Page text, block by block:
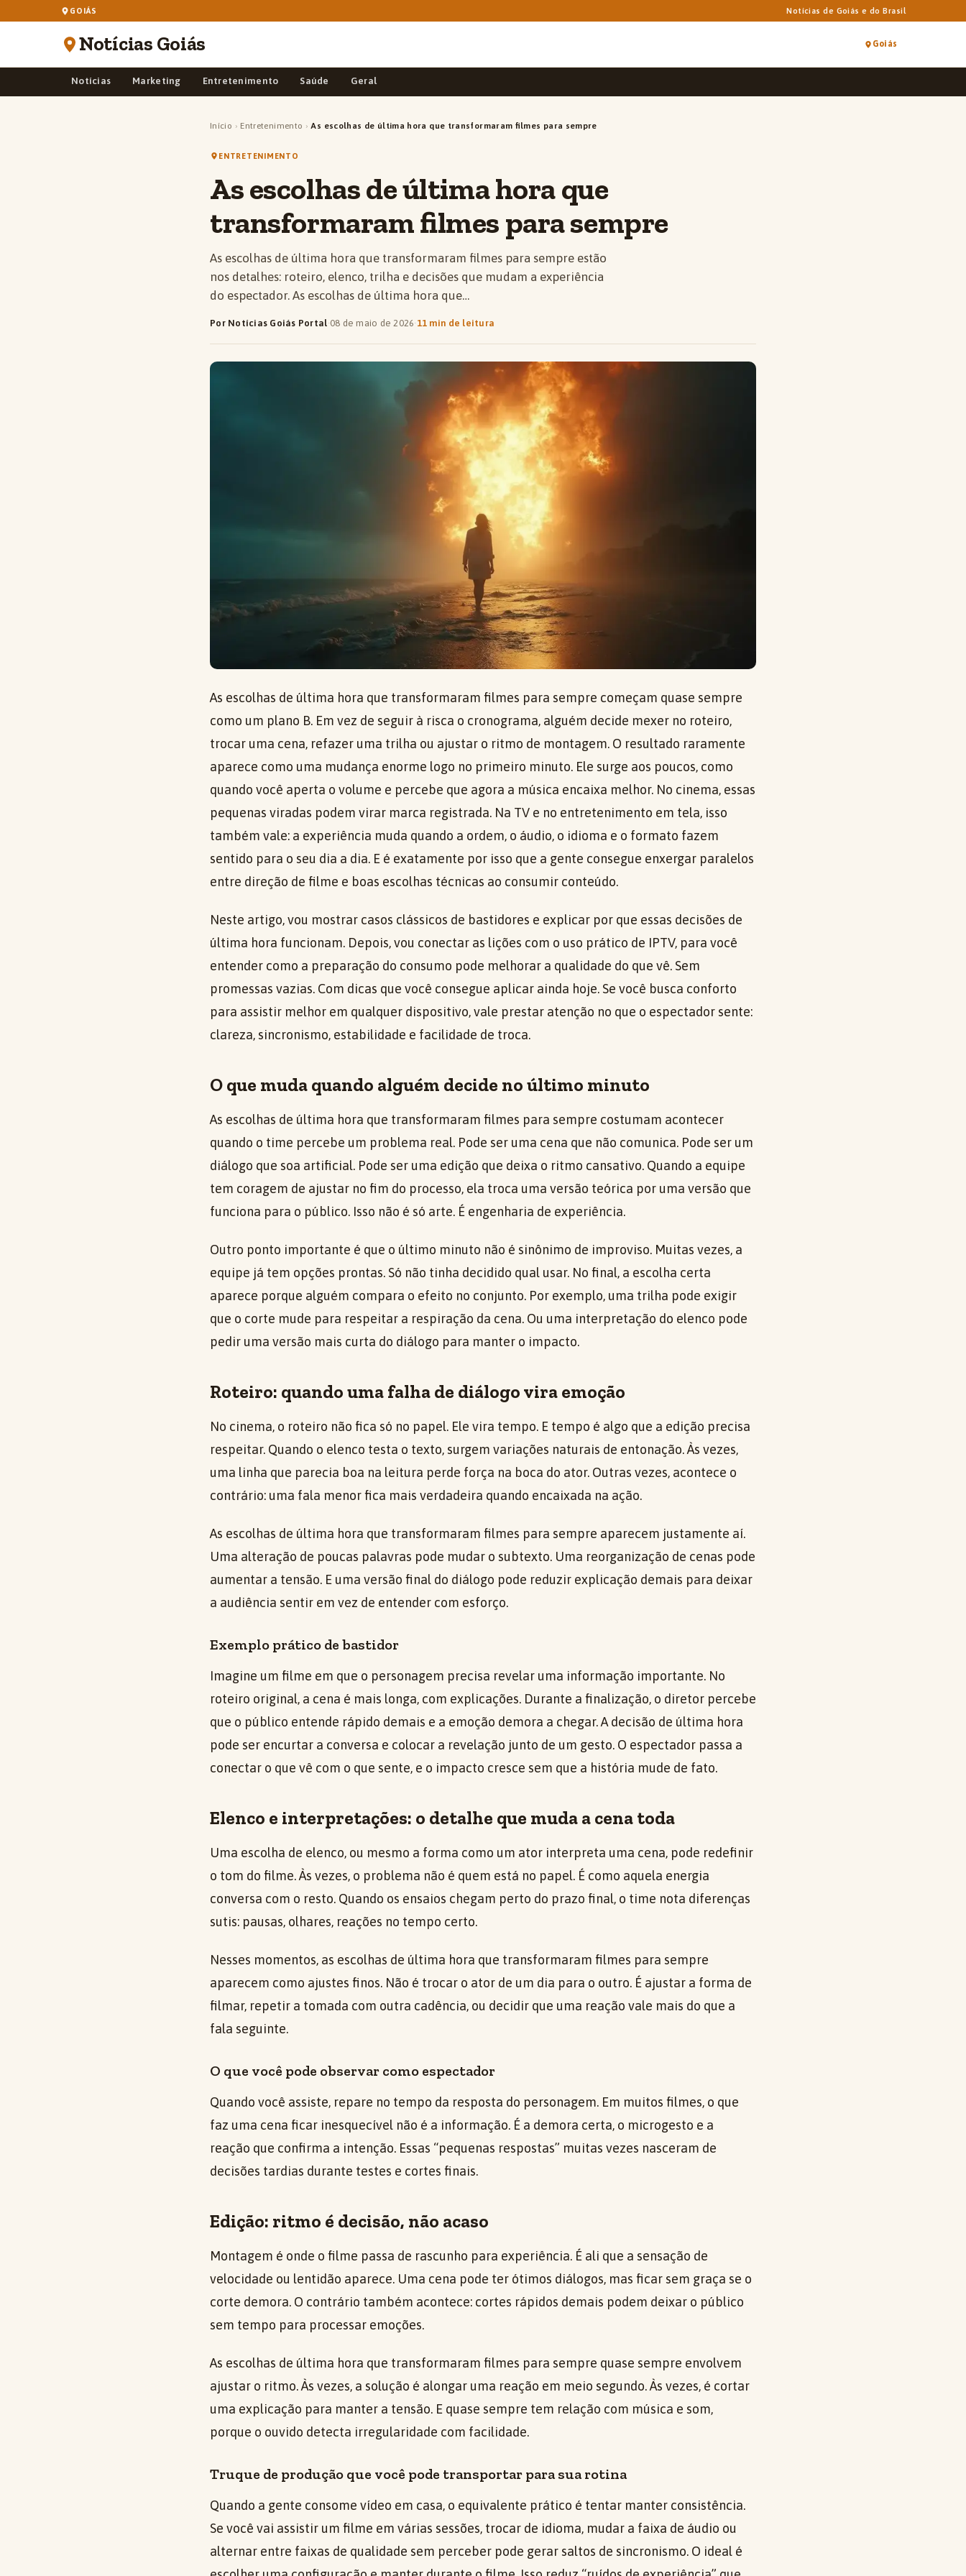
GOIÁS Notícias de Goiás e do Brasil
Notícias Goiás Goiás
Notícias Marketing Entretenimento Saúde Geral
Início › Entretenimento › As escolhas de última hora que transformaram filmes para sempre
ENTRETENIMENTO
As escolhas de última hora que
transformaram filmes para sempre
As escolhas de última hora que transformaram filmes para sempre estão
nos detalhes: roteiro, elenco, trilha e decisões que mudam a experiência
do espectador. As escolhas de última hora que…
Por Notícias Goiás Portal·08 de maio de 2026· 11 min de leitura
As escolhas de última hora que transformaram filmes para sempre começam quase sempre
como um plano B. Em vez de seguir à risca o cronograma, alguém decide mexer no roteiro,
trocar uma cena, refazer uma trilha ou ajustar o ritmo de montagem. O resultado raramente
aparece como uma mudança enorme logo no primeiro minuto. Ele surge aos poucos, como
quando você aperta o volume e percebe que agora a música encaixa melhor. No cinema, essas
pequenas viradas podem virar marca registrada. Na TV e no entretenimento em tela, isso
também vale: a experiência muda quando a ordem, o áudio, o idioma e o formato fazem
sentido para o seu dia a dia. E é exatamente por isso que a gente consegue enxergar paralelos
entre direção de filme e boas escolhas técnicas ao consumir conteúdo.
Neste artigo, vou mostrar casos clássicos de bastidores e explicar por que essas decisões de
última hora funcionam. Depois, vou conectar as lições com o uso prático de IPTV, para você
entender como a preparação do consumo pode melhorar a qualidade do que vê. Sem
promessas vazias. Com dicas que você consegue aplicar ainda hoje. Se você busca conforto
para assistir melhor em qualquer dispositivo, vale prestar atenção no que o espectador sente:
clareza, sincronismo, estabilidade e facilidade de troca.
O que muda quando alguém decide no último minuto
As escolhas de última hora que transformaram filmes para sempre costumam acontecer
quando o time percebe um problema real. Pode ser uma cena que não comunica. Pode ser um
diálogo que soa artificial. Pode ser uma edição que deixa o ritmo cansativo. Quando a equipe
tem coragem de ajustar no fim do processo, ela troca uma versão teórica por uma versão que
funciona para o público. Isso não é só arte. É engenharia de experiência.
Outro ponto importante é que o último minuto não é sinônimo de improviso. Muitas vezes, a
equipe já tem opções prontas. Só não tinha decidido qual usar. No final, a escolha certa
aparece porque alguém compara o efeito no conjunto. Por exemplo, uma trilha pode exigir
que o corte mude para respeitar a respiração da cena. Ou uma interpretação do elenco pode
pedir uma versão mais curta do diálogo para manter o impacto.
Roteiro: quando uma falha de diálogo vira emoção
No cinema, o roteiro não fica só no papel. Ele vira tempo. E tempo é algo que a edição precisa
respeitar. Quando o elenco testa o texto, surgem variações naturais de entonação. Às vezes,
uma linha que parecia boa na leitura perde força na boca do ator. Outras vezes, acontece o
contrário: uma fala menor fica mais verdadeira quando encaixada na ação.
As escolhas de última hora que transformaram filmes para sempre aparecem justamente aí.
Uma alteração de poucas palavras pode mudar o subtexto. Uma reorganização de cenas pode
aumentar a tensão. E uma versão final do diálogo pode reduzir explicação demais para deixar
a audiência sentir em vez de entender com esforço.
Exemplo prático de bastidor
Imagine um filme em que o personagem precisa revelar uma informação importante. No
roteiro original, a cena é mais longa, com explicações. Durante a finalização, o diretor percebe
que o público entende rápido demais e a emoção demora a chegar. A decisão de última hora
pode ser encurtar a conversa e colocar a revelação junto de um gesto. O espectador passa a
conectar o que vê com o que sente, e o impacto cresce sem que a história mude de fato.
Elenco e interpretações: o detalhe que muda a cena toda
Uma escolha de elenco, ou mesmo a forma como um ator interpreta uma cena, pode redefinir
o tom do filme. Às vezes, o problema não é quem está no papel. É como aquela energia
conversa com o resto. Quando os ensaios chegam perto do prazo final, o time nota diferenças
sutis: pausas, olhares, reações no tempo certo.
Nesses momentos, as escolhas de última hora que transformaram filmes para sempre
aparecem como ajustes finos. Não é trocar o ator de um dia para o outro. É ajustar a forma de
filmar, repetir a tomada com outra cadência, ou decidir que uma reação vale mais do que a
fala seguinte.
O que você pode observar como espectador
Quando você assiste, repare no tempo da resposta do personagem. Em muitos filmes, o que
faz uma cena ficar inesquecível não é a informação. É a demora certa, o microgesto e a
reação que confirma a intenção. Essas “pequenas respostas” muitas vezes nasceram de
decisões tardias durante testes e cortes finais.
Edição: ritmo é decisão, não acaso
Montagem é onde o filme passa de rascunho para experiência. É ali que a sensação de
velocidade ou lentidão aparece. Uma cena pode ter ótimos diálogos, mas ficar sem graça se o
corte demora. O contrário também acontece: cortes rápidos demais podem deixar o público
sem tempo para processar emoções.
As escolhas de última hora que transformaram filmes para sempre quase sempre envolvem
ajustar o ritmo. Às vezes, a solução é alongar uma reação em meio segundo. Às vezes, é cortar
uma explicação para manter a tensão. E quase sempre tem relação com música e som,
porque o ouvido detecta irregularidade com facilidade.
Truque de produção que você pode transportar para sua rotina
Quando a gente consome vídeo em casa, o equivalente prático é tentar manter consistência.
Se você vai assistir um filme em várias sessões, trocar de idioma, mudar a faixa de áudio ou
alternar entre faixas de qualidade sem perceber pode gerar saltos de sincronismo. O ideal é